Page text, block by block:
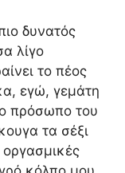
δυνατός
λίγο
το πέος
εγώ, γεμάτη
πρόσωπο του
τα σέξι